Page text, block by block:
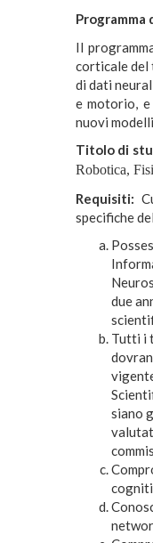
Programma
Il
corticale del
di dati
e motorio,
nuovi
Titolo di
Robotica,
Requisiti:
specifiche
due
Tutti i
siano